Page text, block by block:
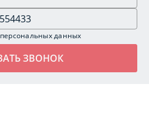
персональных данных